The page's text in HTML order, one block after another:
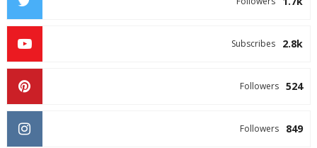
2.8k
Subscribes
524
Followers
849
Followers